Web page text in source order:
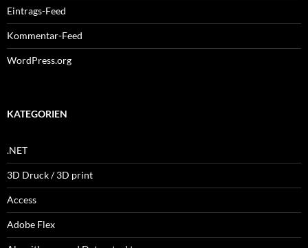
Eintrags-Feed
Kommentar-Feed
WordPress.org
KATEGORIEN
.NET
3D Druck / 3D print
Access
Adobe Flex